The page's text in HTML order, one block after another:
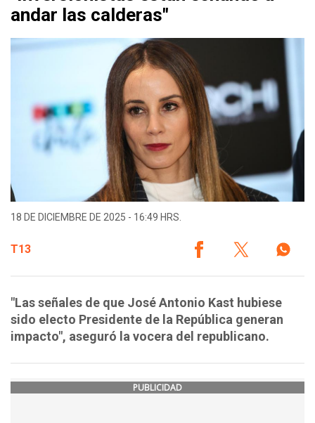
andar las calderas"
18 DE DICIEMBRE DE 2025 - 16:49 HRS.
T13
"Las señales de que José Antonio Kast hubiese
sido electo Presidente de la República generan
impacto", aseguró la vocera del republicano.
PUBLICIDAD